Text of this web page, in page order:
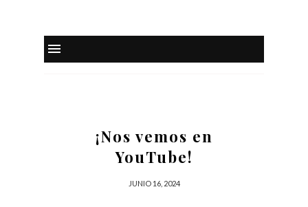
¡Nos vemos en
YouTube!
JUNIO 16, 2024